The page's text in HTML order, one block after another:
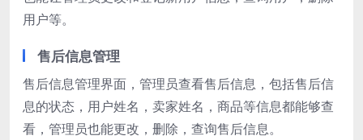
用户等。
售后信息管理
售后信息管理界面，管理员查看售后信息，包括售后信
息的状态，用户姓名，卖家姓名，商品等信息都能够查
看，管理员也能更改，删除，查询售后信息。